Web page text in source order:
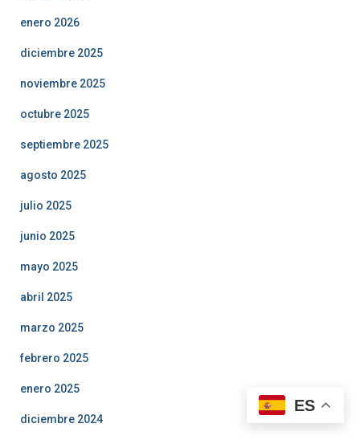
enero 2026
diciembre 2025
noviembre 2025
octubre 2025
septiembre 2025
agosto 2025
julio 2025
junio 2025
mayo 2025
abril 2025
marzo 2025
febrero 2025
enero 2025
diciembre 2024
ES